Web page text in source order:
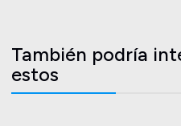
También podría
estos